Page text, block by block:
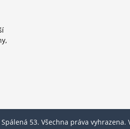
53. Všechna práva vyhrazena.